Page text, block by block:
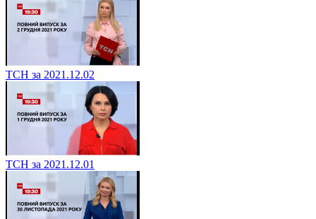
ТСН за 2021.12.02
ТСН за 2021.12.01